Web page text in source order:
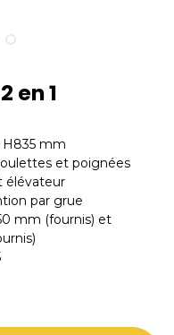
en 1
H835 mm
et poignées
élévateur
par grue
mm (fournis) et